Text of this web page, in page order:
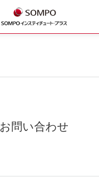
お問い合わせ